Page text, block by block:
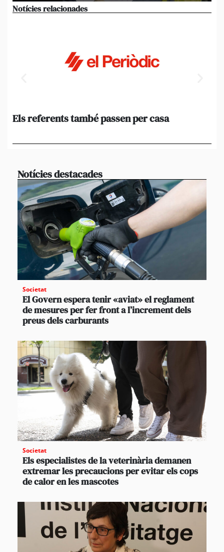
Notícies relacionades
Els referents també passen per casa
Notícies destacades
Societat
El Govern espera tenir «aviat» el reglament
de mesures per fer front a l’increment dels
preus dels carburants
Societat
Els especialistes de la veterinària demanen
extremar les precaucions per evitar els cops
de calor en les mascotes